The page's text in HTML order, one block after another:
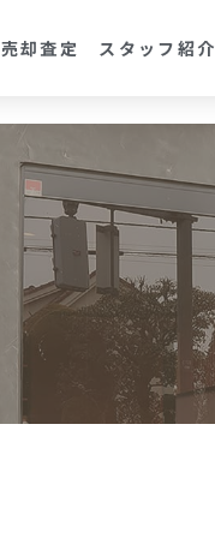
売却査定 スタッフ紹介